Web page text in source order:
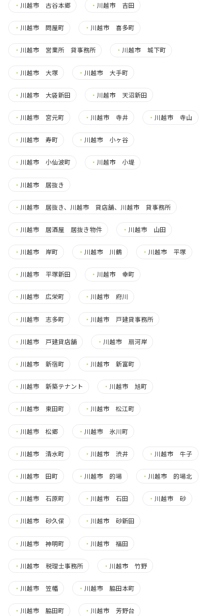
・ 川越市 古谷本郷 ・ 川越市 吉田
・ 川越市 問屋町 ・ 川越市 喜多町
・ 川越市 営業所 貸事務所 ・ 川越市 城下町
・ 川越市 大塚 ・ 川越市 大手町
・ 川越市 大袋新田 ・ 川越市 天沼新田
・ 川越市 宮元町 ・ 川越市 寺井 ・ 川越市 寺山
・ 川越市 寿町 ・ 川越市 小ヶ谷
・ 川越市 小仙波町 ・ 川越市 小堤
・ 川越市 居抜き
・ 川越市 居抜き、川越市 貸店舗、川越市 貸事務所
・ 川越市 居酒屋 居抜き物件 ・ 川越市 山田
・ 川越市 岸町 ・ 川越市 川鶴 ・ 川越市 平塚
・ 川越市 平塚新田 ・ 川越市 幸町
・ 川越市 広栄町 ・ 川越市 府川
・ 川越市 志多町 ・ 川越市 戸建貸事務所
・ 川越市 戸建貸店舗 ・ 川越市 扇河岸
・ 川越市 新宿町 ・ 川越市 新富町
・ 川越市 新築テナント ・ 川越市 旭町
・ 川越市 東田町 ・ 川越市 松江町
・ 川越市 松郷 ・ 川越市 氷川町
・ 川越市 清水町 ・ 川越市 渋井 ・ 川越市 牛子
・ 川越市 田町 ・ 川越市 的場 ・ 川越市 的場北
・ 川越市 石原町 ・ 川越市 石田 ・ 川越市 砂
・ 川越市 砂久保 ・ 川越市 砂新田
・ 川越市 神明町 ・ 川越市 福田
・ 川越市 税理士事務所 ・ 川越市 竹野
・ 川越市 笠幡 ・ 川越市 脇田本町
・ 川越市 脇田町 ・ 川越市 芳野台